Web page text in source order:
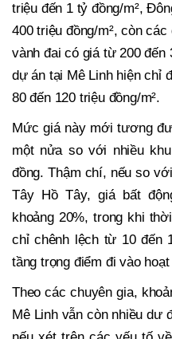
triệu đến 1 tỷ đồng/m²,
400 triệu đồng/m², còn
vành đai có giá từ 200 đến
dự án tại Mê Linh hiện chỉ
80 đến 120 triệu đồng/m².
Mức giá này mới tương
một nửa so với nhiều
đồng. Thậm chí, nếu so
Tây Hồ Tây, giá bất
khoảng 20%, trong khi
chỉ chênh lệch từ 10 đến
tầng trọng điểm đi vào hoạt
Theo các chuyên gia,
Mê Linh vẫn còn nhiều dư